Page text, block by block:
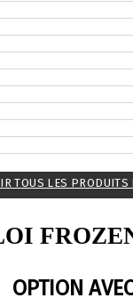
TOUS LES PRODUITS
OPTION